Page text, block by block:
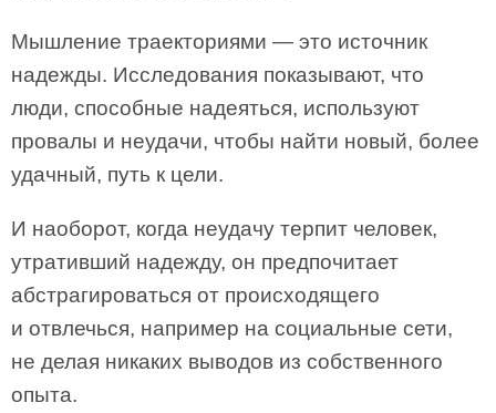
Мышление траекториями — это источник
надежды. Исследования показывают, что
люди, способные надеяться, используют
провалы и неудачи, чтобы найти новый, более
удачный, путь к цели.
И наоборот, когда неудачу терпит человек,
утративший надежду, он предпочитает
абстрагироваться от происходящего
и отвлечься, например на социальные сети,
не делая никаких выводов из собственного
опыта.